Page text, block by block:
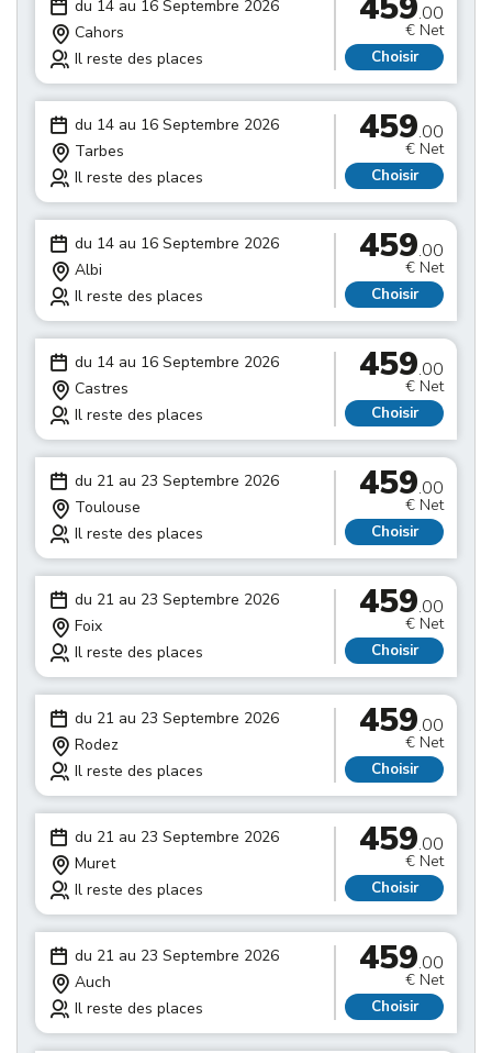
du 14 au 16 Septembre 2026
Cahors
Il reste des places
.00
€ Net
Choisir
du 14 au 16 Septembre 2026
Tarbes
Il reste des places
459.00
€ Net
Choisir
du 14 au 16 Septembre 2026
Albi
Il reste des places
459.00
€ Net
Choisir
du 14 au 16 Septembre 2026
Castres
Il reste des places
459.00
€ Net
Choisir
du 21 au 23 Septembre 2026
Toulouse
Il reste des places
459.00
€ Net
Choisir
du 21 au 23 Septembre 2026
Foix
Il reste des places
459.00
€ Net
Choisir
du 21 au 23 Septembre 2026
Rodez
Il reste des places
459.00
€ Net
Choisir
du 21 au 23 Septembre 2026
Muret
Il reste des places
459.00
€ Net
Choisir
du 21 au 23 Septembre 2026
Auch
Il reste des places
459.00
€ Net
Choisir